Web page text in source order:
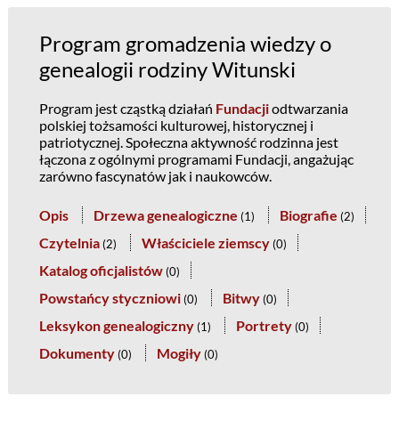
Program gromadzenia wiedzy o
genealogii rodziny Witunski
Program jest cząstką działań Fundacjiodtwarzania
polskiej tożsamości kulturowej, historycznej i
patriotycznej. Społeczna aktywność rodzinna jest
łączona z ogólnymi programami Fundacji, angażując
zarówno fascynatów jak i naukowców.
Opis Drzewa genealogiczne (1) Biografie (2)
Czytelnia (2) Właściciele ziemscy (0)
Katalog oficjalistów (0)
Powstańcy styczniowi (0) Bitwy (0)
Leksykon genealogiczny (1) Portrety (0)
Dokumenty (0) Mogiły (0)